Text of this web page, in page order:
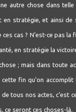
autre chose dans
en stratégie, et ainsi
ces cas ? N’est-ce pas
en stratégie la
; mais dans toute
cette fin qu’on
tous nos actes, c’est
ce seront ces choses-là.